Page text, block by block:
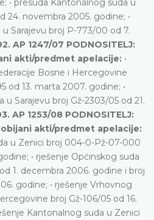
• presuda Kantonalnog suda u
24. novembra 2005. godine; •
Sarajevu broj P-773/00 od 7.
AP 1247/07 PODNOSITELJ:
akti/predmet apelacije: •
Bosne i Hercegovine
13. marta 2007. godine; •
Sarajevu broj Gž-2303/05 od 21.
AP 1253/08 PODNOSITELJ:
akti/predmet apelacije:
u Zenici broj 004-0-Pž-07-000
• rješenje Općinskog suda
1. decembra 2006. godine i broj
godine; • rješenje Vrhovnog
broj Gž-106/05 od 16.
Kantonalnog suda u Zenici